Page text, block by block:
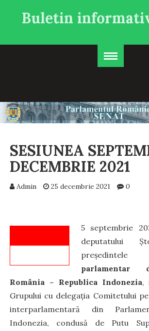
Buletin
SESIUNEA
DECEMBRIE 2021
Admin 25 decembrie 2021 0
5 septembrie
deputatului
parlamentar
România – Republica Indonezia,
Grupului cu delegația Comitetului
interparlamentară din
Indonezia, condusă de Putu